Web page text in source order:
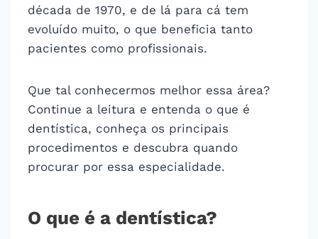
década de 1970, e de lá para cá tem
evoluído muito, o que beneficia tanto
pacientes como profissionais.
Que tal conhecermos melhor essa área?
Continue a leitura e entenda o que é
dentística, conheça os principais
procedimentos e descubra quando
procurar por essa especialidade.
O que é a dentística?